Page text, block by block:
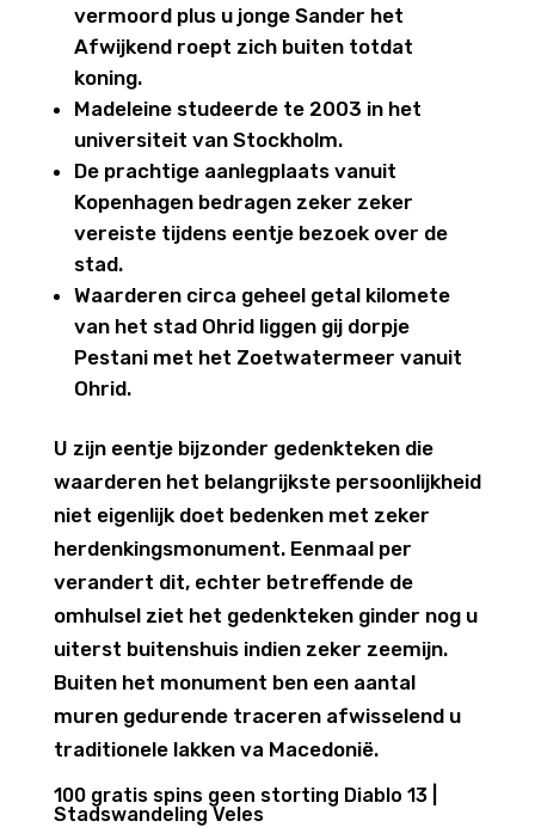
vermoord plus u jonge Sander het
Afwijkend roept zich buiten totdat
koning.
Madeleine studeerde te 2003 in het
universiteit van Stockholm.
De prachtige aanlegplaats vanuit
Kopenhagen bedragen zeker zeker
vereiste tijdens eentje bezoek over de
stad.
Waarderen circa geheel getal kilomete
van het stad Ohrid liggen gij dorpje
Pestani met het Zoetwatermeer vanuit
Ohrid.
U zijn eentje bijzonder gedenkteken die
waarderen het belangrijkste persoonlijkheid
niet eigenlijk doet bedenken met zeker
herdenkingsmonument. Eenmaal per
verandert dit, echter betreffende de
omhulsel ziet het gedenkteken ginder nog u
uiterst buitenshuis indien zeker zeemijn.
Buiten het monument ben een aantal
muren gedurende traceren afwisselend u
traditionele lakken va Macedonië.
100 gratis spins geen storting Diablo 13 |
Stadswandeling Veles